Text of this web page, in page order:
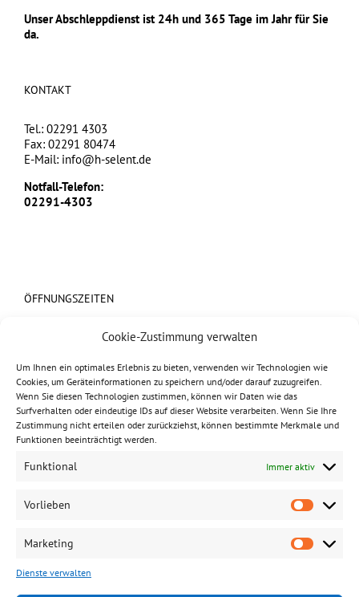
Cookie-Zustimmung verwalten
Um Ihnen ein optimales Erlebnis zu bieten, verwenden wir Technologien wie
Cookies, um Geräteinformationen zu speichern und/oder darauf zuzugreifen.
Wenn Sie diesen Technologien zustimmen, können wir Daten wie das
Surfverhalten oder eindeutige IDs auf dieser Website verarbeiten. Wenn Sie Ihre
Zustimmung nicht erteilen oder zurückziehst, können bestimmte Merkmale und
Funktionen beeinträchtigt werden.
Funktional Immer aktiv
Vorlieben
Marketing
Dienste verwalten
Unser Abschleppdienst ist 24h und 365 Tage im Jahr für Sie
da.
KONTAKT
Tel.: 02291 4303
Fax: 02291 80474
E-Mail: info@h-selent.de
Notfall-Telefon:
02291-4303
ÖFFNUNGSZEITEN
Montag bis Donnerstag :
Freitag :
07:45 – 17:00 Uhr
Samstags Notdienst :
09:00 – 12:00 Uhr